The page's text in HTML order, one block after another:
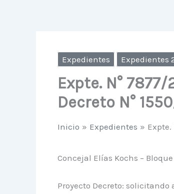
Expedientes Expedientes
Expte. N°
Decreto N°
Inicio Expedientes Expte.
Concejal Elías Kochs –
Proyecto Decreto: solicitando